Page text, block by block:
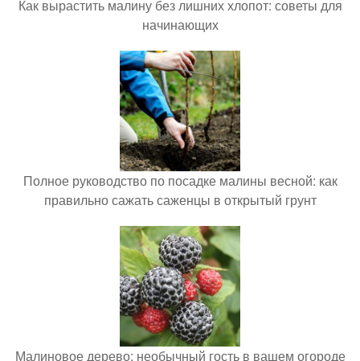
Как вырастить малину без лишних хлопот: советы для
начинающих
Полное руководство по посадке малины весной: как
правильно сажать саженцы в открытый грунт
Малиновое дерево: необычный гость в вашем огороде